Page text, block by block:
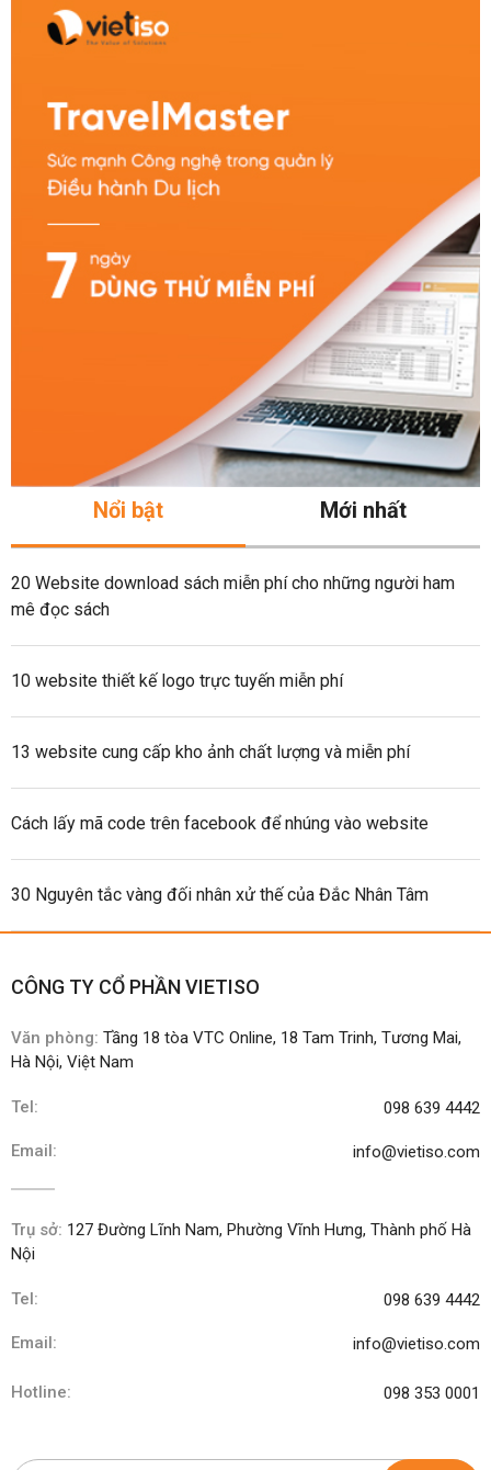
Nổi bật Mới nhất
20 Website download sách miễn phí cho những người ham
mê đọc sách
10 website thiết kế logo trực tuyến miễn phí
13 website cung cấp kho ảnh chất lượng và miễn phí
Cách lấy mã code trên facebook để nhúng vào website
30 Nguyên tắc vàng đối nhân xử thế của Đắc Nhân Tâm
CÔNG TY CỔ PHẦN VIETISO
Văn phòng: Tầng 18 tòa VTC Online, 18 Tam Trinh, Tương Mai,
Hà Nội, Việt Nam
Tel: 098 639 4442
Email: info@vietiso.com
Trụ sở: 127 Đường Lĩnh Nam, Phường Vĩnh Hưng, Thành phố Hà
Nội
Tel: 098 639 4442
Email: info@vietiso.com
Hotline: 098 353 0001